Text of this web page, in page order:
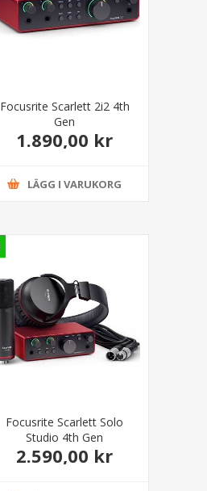
Focusrite Scarlett 2i2 4th
Gen
1.890,00 kr
LÄGG I VARUKORG
Focusrite Scarlett Solo
Studio 4th Gen
2.590,00 kr